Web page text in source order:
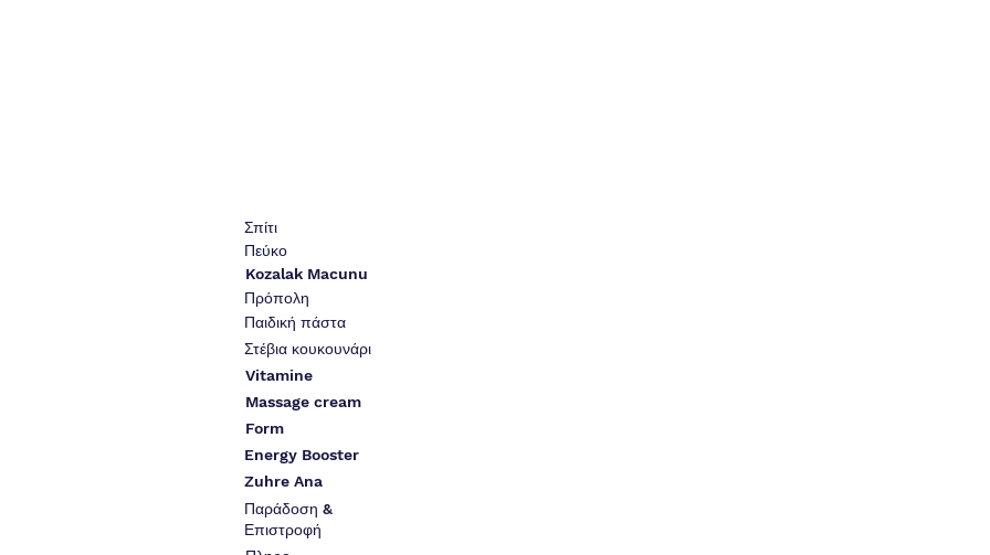
Σπίτι
Πεύκο
Kozalak Macunu
Πρόπολη
Παιδική πάστα
Στέβια κουκουνάρι
Vitamine
Massage cream
Form
Energy Booster
Zuhre Ana
Παράδοση &
Επιστροφή